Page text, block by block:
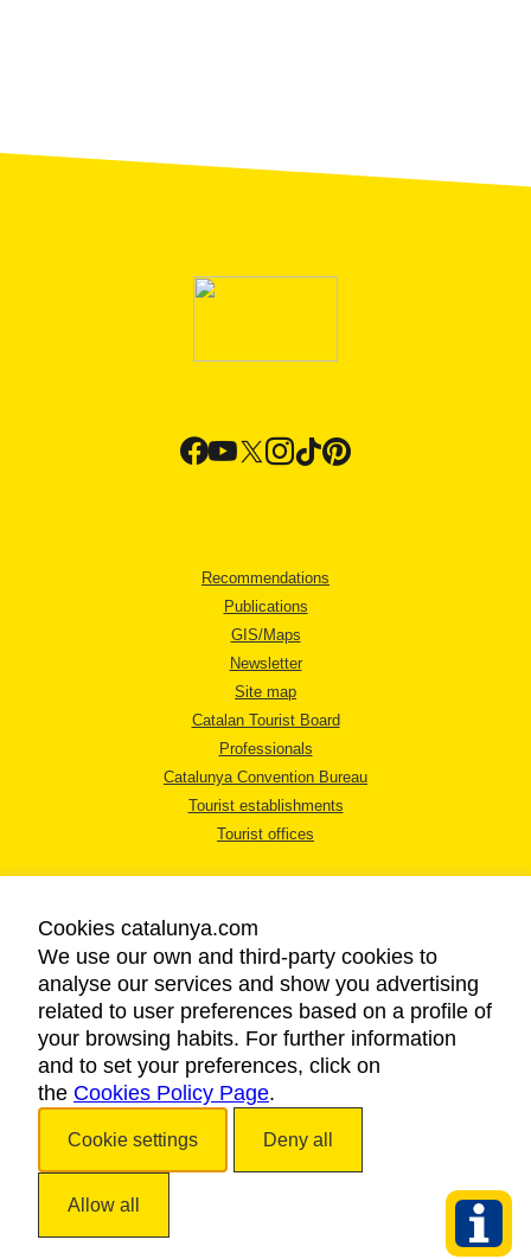
Recommendations
Publications
GIS/Maps
Newsletter
Site map
Catalan Tourist Board
Professionals
Catalunya Convention Bureau
Tourist establishments
Tourist offices
LEGAL NOTICE
PRIVACY POLICY
COOKIES POLICY
ACCESSIBILITY
Cookies catalunya.com
We use our own and third-party cookies to
analyse our services and show you advertising
related to user preferences based on a profile of
your browsing habits. For further information
and to set your preferences, click on
the Cookies Policy Page.
Cookie settings Deny all
Allow all